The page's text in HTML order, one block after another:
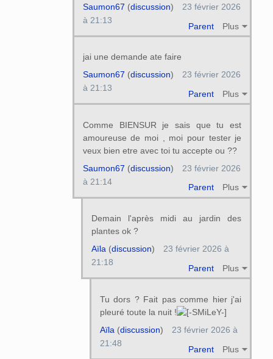
Parent Plus
Saumon67 (discussion)
23 février 2026
à 21:13
jai une demande ate faire
Parent Plus
Saumon67 (discussion)
23 février 2026
à 21:13
Comme BIENSUR je sais que tu est
amoureuse de moi , moi pour tester je
veux bien etre avec toi tu accepte ou ??
Parent Plus
Saumon67 (discussion)
23 février 2026
à 21:14
Demain l'après midi au jardin des
plantes ok ?
Parent Plus
Aïla(discussion)
23 février 2026 à
21:18
Tu dors ? Fait pas comme hier j'ai
pleuré toute la nuit !
Parent Plus
Aïla(discussion)
23 février 2026 à
21:48